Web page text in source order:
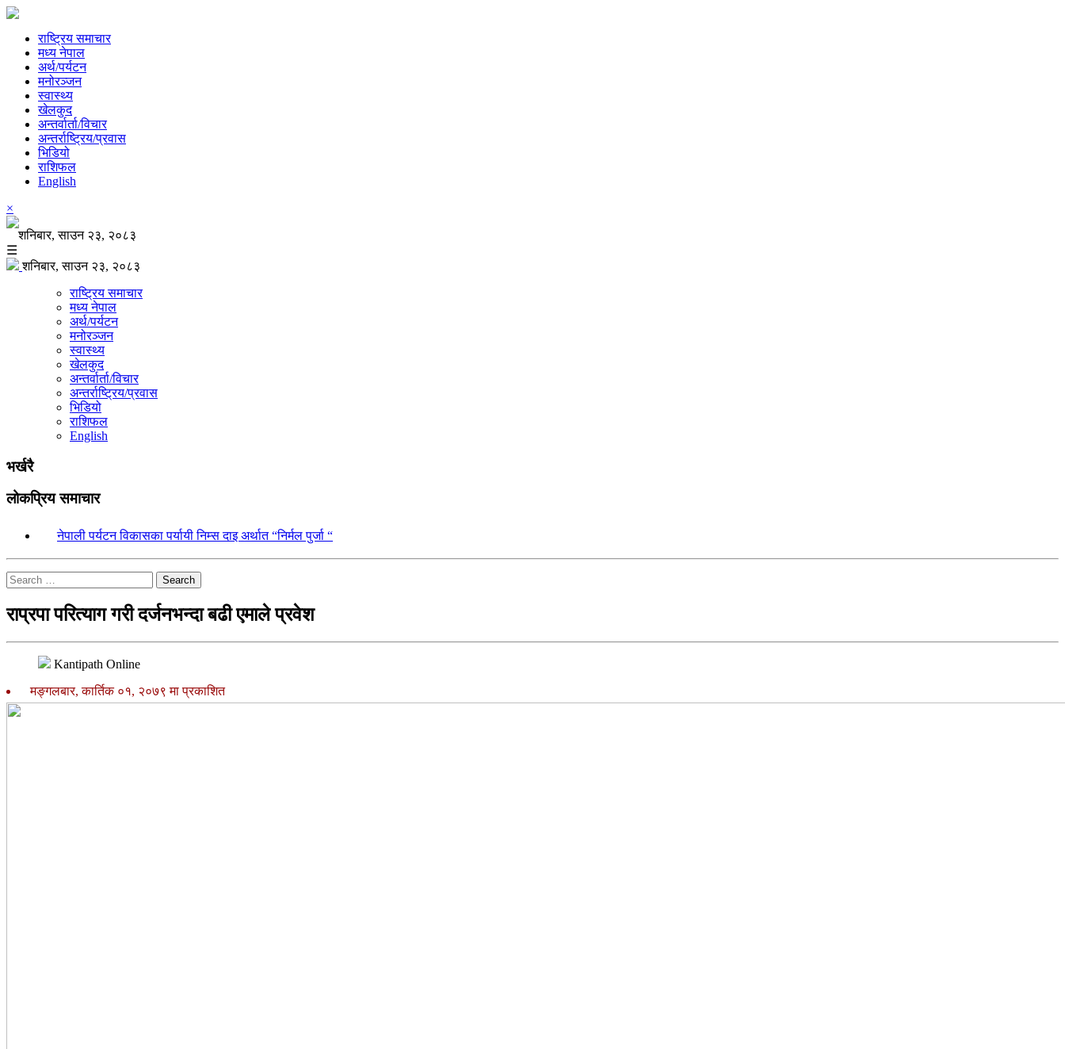
राष्ट्रिय समाचार
मध्य नेपाल
अर्थ/पर्यटन
मनोरञ्जन
स्वास्थ्य
खेलकुद
अन्तर्वार्ता/विचार
अन्तर्राष्ट्रिय/प्रवास
भिडियो
राशिफल
English
×
शनिबार, साउन २३, २०८३
☰
शनिबार, साउन २३, २०८३
राष्ट्रिय समाचार
मध्य नेपाल
अर्थ/पर्यटन
मनोरञ्जन
स्वास्थ्य
खेलकुद
अन्तर्वार्ता/विचार
अन्तर्राष्ट्रिय/प्रवास
भिडियो
राशिफल
English
भर्खरै
लोकप्रिय समाचार
नेपाली पर्यटन विकासका पर्यायी निम्स दाइ अर्थात “निर्मल पुर्जा “
Search
राप्रपा परित्याग गरी दर्जनभन्दा बढी एमाले प्रवेश
Kantipath Online
मङ्गलबार, कार्तिक ०१, २०७९ मा प्रकाशित